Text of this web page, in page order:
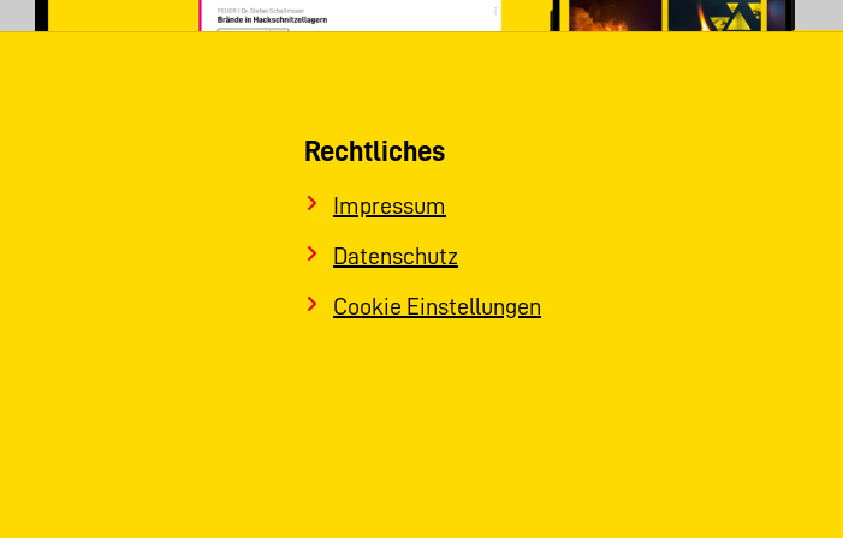
Rechtliches
Impressum
Datenschutz
Cookie Einstellungen